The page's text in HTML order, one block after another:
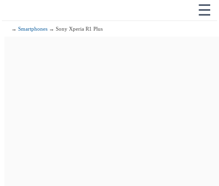
☰
→Smartphones → Sony Xperia R1 Plus